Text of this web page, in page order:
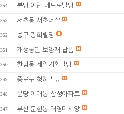
354 분당 야탑 메트로빌딩
353 서초동 서초더샵
352 중구 광희빌딩
351 개성공단 보양재 납품
350 한남동 제일기획빌딩
349 종로구 청하빌딩
348 분당 이매동 삼성아파트
347 부산 문현동 태영데시앙